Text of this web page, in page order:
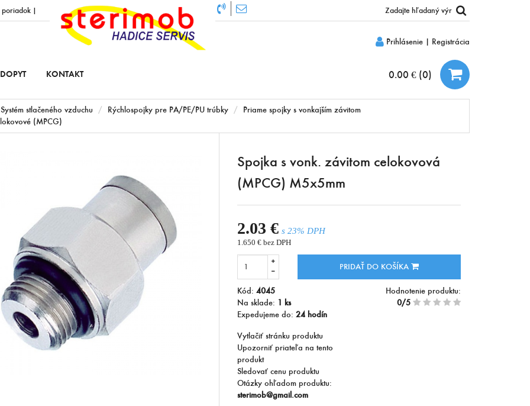
poriadok |
Prihlásenie | Registrácia
0.00 € (0)
DOPYT KONTAKT
Systém stlačeného vzduchu Rýchlospojky pre PA/PE/PU trúbky
Priame spojky s vonkajším závitom
(MPCG)
Spojka s vonk. závitom celokovová
(MPCG) M5x5mm
2.03 € s 23% DPH
1.650 €bez DPH
PRIDAŤ DO KOŠÍKA
Kód:4045
Na sklade: 1 ks
Expedujeme do:24 hodín
Vytlačiť stránku produktu
Upozorniť priateľa na tento
produkt
Sledovať cenu produktu
Otázky ohľadom produktu:
sterimob@gmail.com
Hodnotenie produktu:
0/5